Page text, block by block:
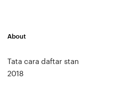
About
Tata cara daftar stan
2018